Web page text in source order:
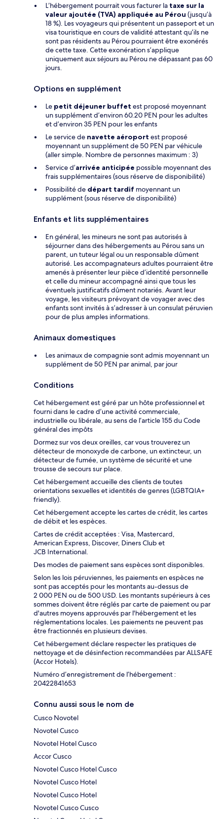
L’hébergement pourrait vous facturer la taxe sur la
valeur ajoutée (TVA) appliquée au Pérou (jusqu’à
18 %). Les voyageurs qui présentent un passeport et un
visa touristique en cours de validité attestant qu’ils ne
sont pas résidents au Pérou pourraient être exonérés
de cette taxe. Cette exonération s’applique
uniquement aux séjours au Pérou ne dépassant pas 60
jours.
Options en supplément
Le petit déjeuner buffet est proposé moyennant
un supplément d’environ 60.20 PEN pour les adultes
et d’environ 35 PEN pour les enfants
Le service de navette aéroport est proposé
moyennant un supplément de 50 PEN par véhicule
(aller simple. Nombre de personnes maximum : 3)
Service d’arrivée anticipée possible moyennant des
frais supplémentaires (sous réserve de disponibilité)
Possibilité de départ tardif moyennant un
supplément (sous réserve de disponibilité)
Enfants et lits supplémentaires
En général, les mineurs ne sont pas autorisés à
séjourner dans des hébergements au Pérou sans un
parent, un tuteur légal ou un responsable dûment
autorisé. Les accompagnateurs adultes pourraient être
amenés à présenter leur pièce d’identité personnelle
et celle du mineur accompagné ainsi que tous les
éventuels justificatifs dûment notariés. Avant leur
voyage, les visiteurs prévoyant de voyager avec des
enfants sont invités à s’adresser à un consulat péruvien
pour de plus amples informations.
Animaux domestiques
Les animaux de compagnie sont admis moyennant un
supplément de 50 PEN par animal, par jour
Conditions
Cet hébergement est géré par un hôte professionnel et
fourni dans le cadre d’une activité commerciale,
industrielle ou libérale, au sens de l’article 155 du Code
général des impôts
Dormez sur vos deux oreilles, car vous trouverez un
détecteur de monoxyde de carbone, un extincteur, un
détecteur de fumée, un système de sécurité et une
trousse de secours sur place.
Cet hébergement accueille des clients de toutes
orientations sexuelles et identités de genres (LGBTQIA+
friendly).
Cet hébergement accepte les cartes de crédit, les cartes
de débit et les espèces.
Cartes de crédit acceptées : Visa, Mastercard,
American Express, Discover, Diners Club et
JCB International.
Des modes de paiement sans espèces sont disponibles.
Selon les lois péruviennes, les paiements en espèces ne
sont pas acceptés pour les montants au-dessus de
2 000 PEN ou de 500 USD. Les montants supérieurs à ces
sommes doivent être réglés par carte de paiement ou par
d'autres moyens approuvés par l'hébergement et les
réglementations locales. Les paiements ne peuvent pas
être fractionnés en plusieurs devises.
Cet hébergement déclare respecter les pratiques de
nettoyage et de désinfection recommandées par ALLSAFE
(Accor Hotels).
Numéro d’enregistrement de l’hébergement :
20422841653
Connu aussi sous le nom de
Cusco Novotel
Novotel Cusco
Novotel Hotel Cusco
Accor Cusco
Novotel Cusco Hotel Cusco
Novotel Cusco Hotel
Novotel Cusco Hotel
Novotel Cusco Cusco